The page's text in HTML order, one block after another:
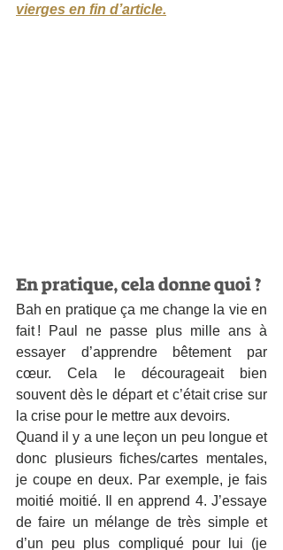
vierges en fin d’article.
En pratique, cela donne quoi ?
Bah en pratique ça me change la vie en
fait ! Paul ne passe plus mille ans à
essayer d’apprendre bêtement par
cœur. Cela le décourageait bien
souvent dès le départ et c’était crise sur
la crise pour le mettre aux devoirs.
Quand il y a une leçon un peu longue et
donc plusieurs fiches/cartes mentales,
je coupe en deux. Par exemple, je fais
moitié moitié. Il en apprend 4. J’essaye
de faire un mélange de très simple et
d’un peu plus compliqué pour lui (je